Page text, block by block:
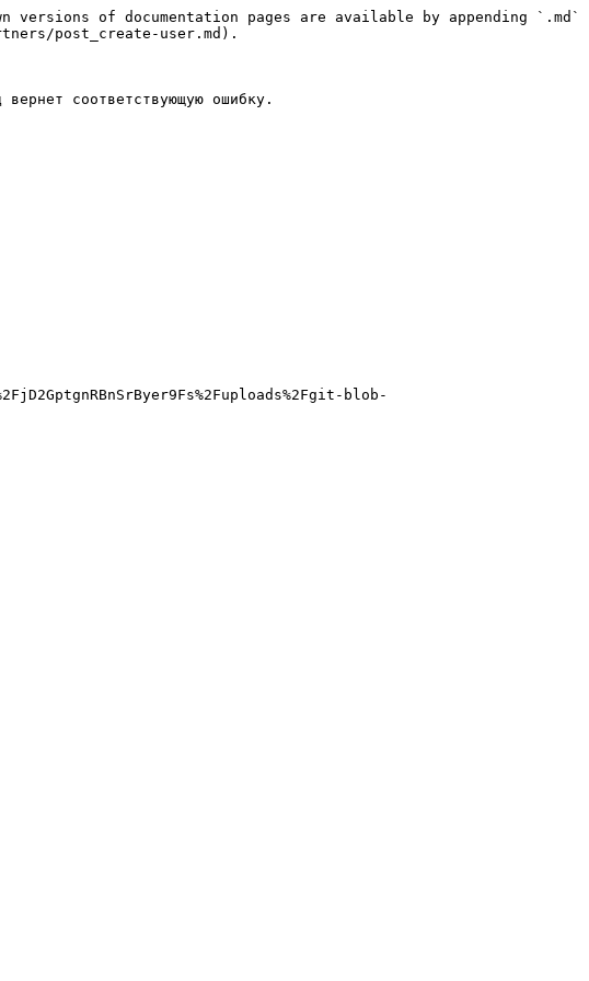
of documentation pages are available by appending `.md`
post_create-user.md).
соответствующую ошибку.
blob-